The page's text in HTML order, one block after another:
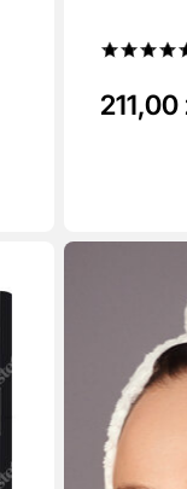
211,00